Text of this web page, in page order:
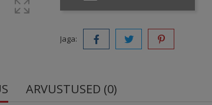
Jaga:
ARVUSTUSED (0)